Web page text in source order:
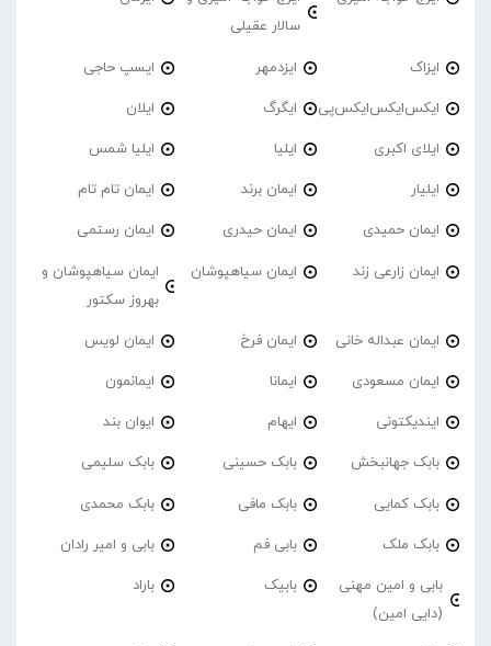
سالار عقیلی
ایزاک ایزدمهر ایسپ حاجی
ایکس‌ایکس‌ایکس‌پی ایگرگ ایلان
ایلای اکبری ایلیا ایلیا شمس
ایلیار ایمان برند ایمان تام تام
ایمان حمیدی ایمان حیدری ایمان رستمی
ایمان زارعی زند ایمان سیاهپوشان
ایمان سیاهپوشان و
بهروز سکتور
ایمان عبداله خانی ایمان فرخ ایمان لویس
ایمان مسعودی ایمانا ایمانمون
ایندیکتونی ایهام ایوان بند
بابک جهانبخش بابک حسینی بابک سلیمی
بابک کمایی بابک مافی بابک محمدی
بابک ملک بابی فم بابی و امیر رادان
بابی و امین مهنی
(دایی امین)
بابیک باراد